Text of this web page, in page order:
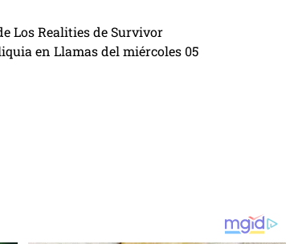
Los Realities de Survivor
en Llamas del miércoles 05